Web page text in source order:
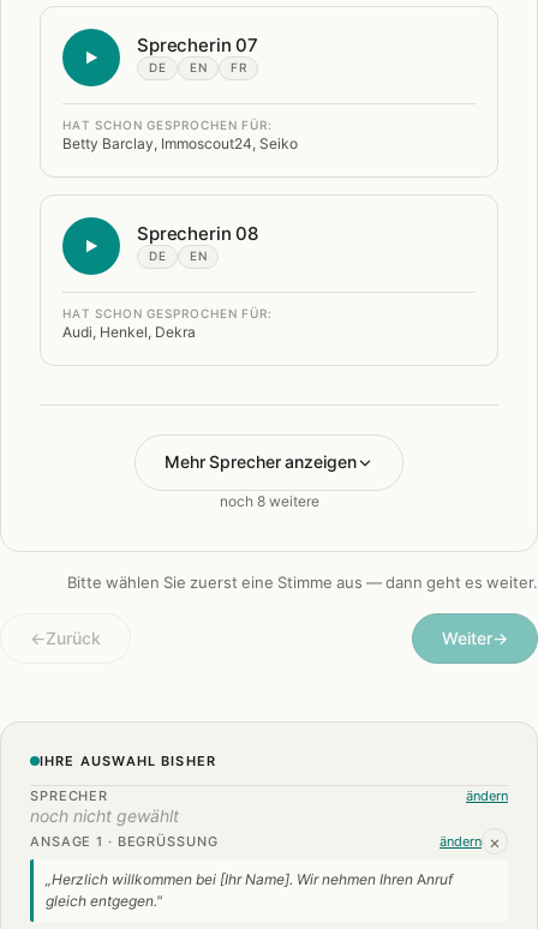
Sprecherin 07
DE EN FR
HAT SCHON GESPROCHEN FÜR:
Betty Barclay, Immoscout24, Seiko
Sprecherin 08
DE EN
HAT SCHON GESPROCHEN FÜR:
Audi, Henkel, Dekra
Mehr Sprecher anzeigen
noch 8 weitere
Bitte wählen Sie zuerst eine Stimme aus — dann geht es weiter.
←Zurück Weiter→
IHRE AUSWAHL BISHER
SPRECHER ändern
noch nicht gewählt
ANSAGE 1 · BEGRÜSSUNG ändern ×
„Herzlich willkommen bei [Ihr Name]. Wir nehmen Ihren Anruf
gleich entgegen."